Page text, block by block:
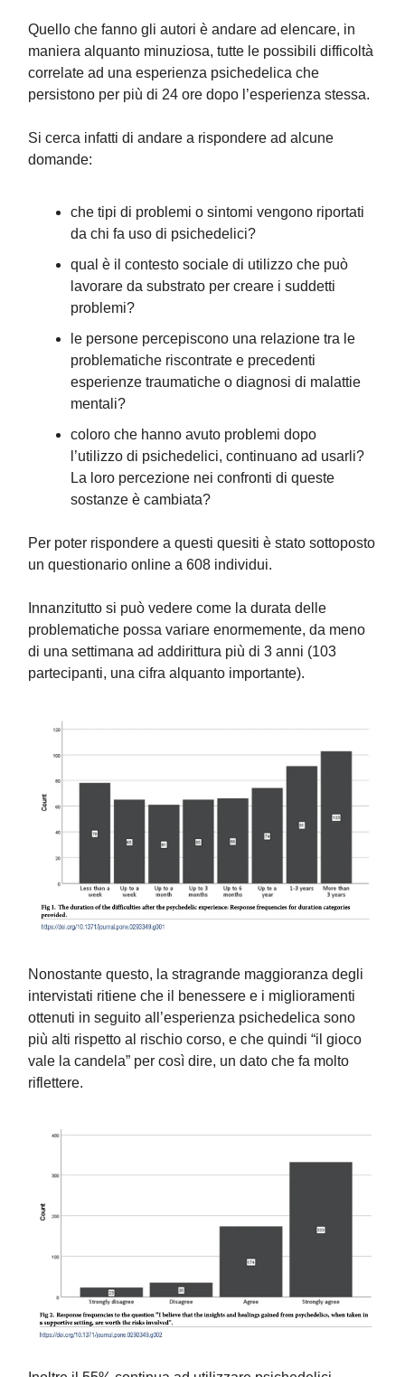
Quello che fanno gli autori è andare ad elencare, in
maniera alquanto minuziosa, tutte le possibili difficoltà
correlate ad una esperienza psichedelica che
persistono per più di 24 ore dopo l’esperienza stessa.
Si cerca infatti di andare a rispondere ad alcune
domande:
che tipi di problemi o sintomi vengono riportati
da chi fa uso di psichedelici?
qual è il contesto sociale di utilizzo che può
lavorare da substrato per creare i suddetti
problemi?
le persone percepiscono una relazione tra le
problematiche riscontrate e precedenti
esperienze traumatiche o diagnosi di malattie
mentali?
coloro che hanno avuto problemi dopo
l’utilizzo di psichedelici, continuano ad usarli?
La loro percezione nei confronti di queste
sostanze è cambiata?
Per poter rispondere a questi quesiti è stato sottoposto
un questionario online a 608 individui.
Innanzitutto si può vedere come la durata delle
problematiche possa variare enormemente, da meno
di una settimana ad addirittura più di 3 anni (103
partecipanti, una cifra alquanto importante).
Nonostante questo, la stragrande maggioranza degli
intervistati ritiene che il benessere e i miglioramenti
ottenuti in seguito all’esperienza psichedelica sono
più alti rispetto al rischio corso, e che quindi “il gioco
vale la candela” per così dire, un dato che fa molto
riflettere.